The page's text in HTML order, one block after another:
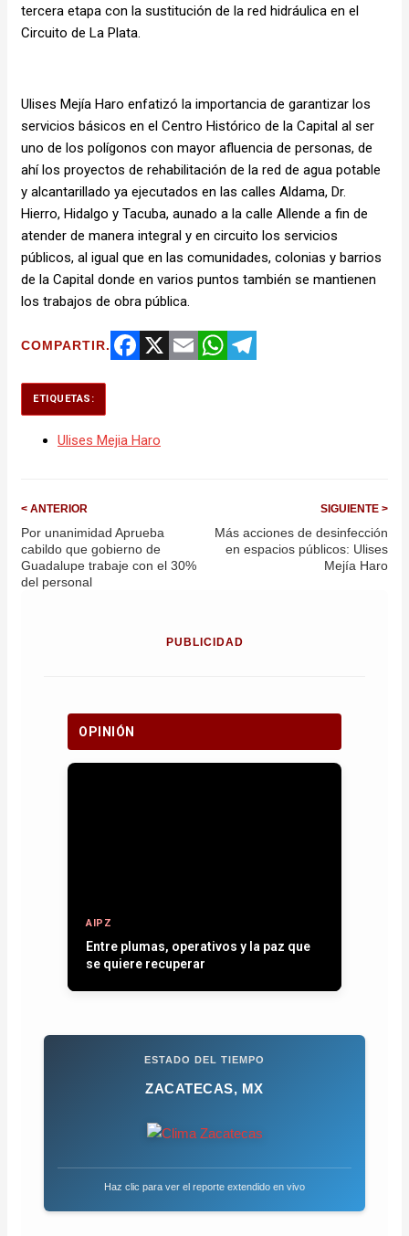
tercera etapa con la sustitución de la red hidráulica en el
Circuito de La Plata.
Ulises Mejía Haro enfatizó la importancia de garantizar los
servicios básicos en el Centro Histórico de la Capital al ser
uno de los polígonos con mayor afluencia de personas, de
ahí los proyectos de rehabilitación de la red de agua potable
y alcantarillado ya ejecutados en las calles Aldama, Dr.
Hierro, Hidalgo y Tacuba, aunado a la calle Allende a fin de
atender de manera integral y en circuito los servicios
públicos, al igual que en las comunidades, colonias y barrios
de la Capital donde en varios puntos también se mantienen
los trabajos de obra pública.
COMPARTIR.
ETIQUETAS:
Ulises Mejia Haro
< ANTERIOR
Por unanimidad Aprueba
cabildo que gobierno de
Guadalupe trabaje con el 30%
del personal
SIGUIENTE >
Más acciones de desinfección
en espacios públicos: Ulises
Mejía Haro
PUBLICIDAD
OPINIÓN
AIPZ
Entre plumas, operativos y la paz que
se quiere recuperar
ESTADO DEL TIEMPO
ZACATECAS, MX
Haz clic para ver el reporte extendido en vivo